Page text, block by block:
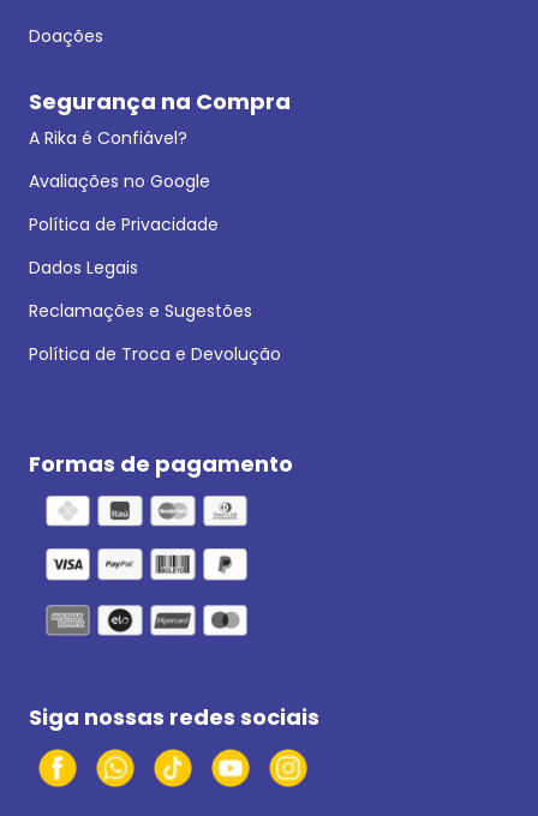
Doações
Segurança na Compra
A Rika é Confiável?
Avaliações no Google
Política de Privacidade
Dados Legais
Reclamações e Sugestões
Política de Troca e Devolução
Formas de pagamento
Siga nossas redes sociais